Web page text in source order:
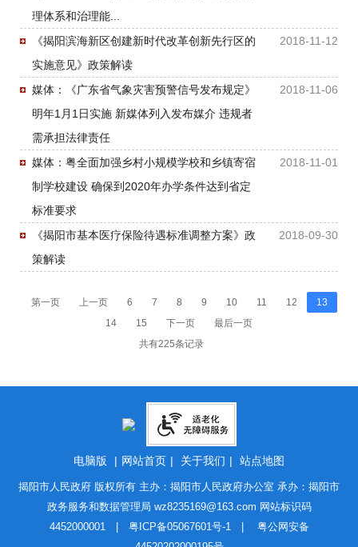
理体系和治理能...
2018-11-12
《揭阳滨海新区创建新时代改革创新先行区的
实施意见》政策解读
2018-11-06
媒体：《广东省气象灾害预警信号发布规定》
明年1月1日实施 新媒体列入发布媒介 违规者
需承担法律责任
2018-11-01
媒体：粤全面加强乡村小规模学校和乡镇寄宿
制学校建设 确保到2020年办学条件达到省定
标准要求
2018-09-30
《揭阳市基本医疗保险待遇标准调整方案》政
策解读
第一页 上一页 6 7 8 9 10 11 12
13
14
15 下一页
最后一页
共有225条记录
电脑版 | 网站首页 | 关于我们 | 站点地图
揭阳市人民政府 版权所有 主办：揭阳市人民政府办公室 承办：揭阳市
政务服务和数据管理局 wz8235169@163.com 网站标识码
4452000001 | 粤ICP备05067601号-1| 粤公网安备